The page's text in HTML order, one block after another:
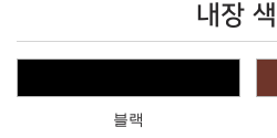
내장
블랙